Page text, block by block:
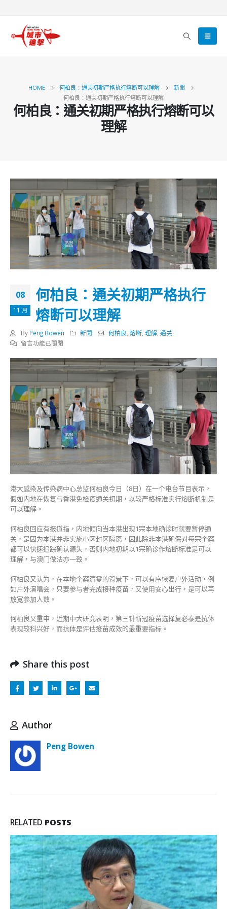
HOME 何柏良：通关初期严格执行熔断可以理解
新聞
何柏良：通关初期严格执行熔断可以理解
何柏良：通关初期严格执行熔断可以
理解
08
11 月
何柏良：通关初期严格执行
熔断可以理解
By Peng Bowen 新聞 何柏良 ,熔断 ,理解 ,通关
在
柏
良：
通
关
初
期
格
行
熔
断
可
以
理
解〉
中
留言功能已關閉
港大感染及传染病中心总监何柏良今日（8日）在一个电台节目表示，
假如内地在恢复与香港免检疫通关初期，以较严格标准实行熔断机制是
可以理解。
何柏良回应有报道指，内地倾向当本港出现1宗本地确诊时就要暂停通
关，是因为本港并非实施小区封区隔离，因此除非本港确保对每宗个案
都可以快速追踪确认源头，否则内地初期以1宗确诊作熔断标准是可以
理解，与澳门做法亦一致。
何柏良又认为，在本地个案清零的背景下，可以有序恢复户外活动，例
如户外演唱会，只要参与者完成接种疫苗，又使用安心出行，是可以再
放宽参加人数。
何柏良又重申，近期中大研究表明，第三针新冠疫苗选择复必泰是抗体
表现较科兴好，而抗体是评估疫苗成效的最重要指标。
Share this post
Author
Peng Bowen
RELATED POSTS